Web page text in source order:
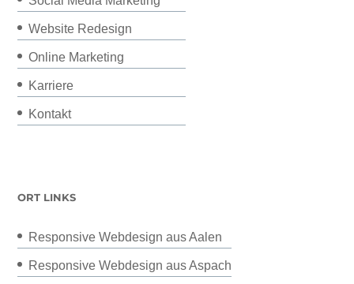
Website Redesign
Online Marketing
Karriere
Kontakt
ORT LINKS
Responsive Webdesign aus Aalen
Responsive Webdesign aus Aspach